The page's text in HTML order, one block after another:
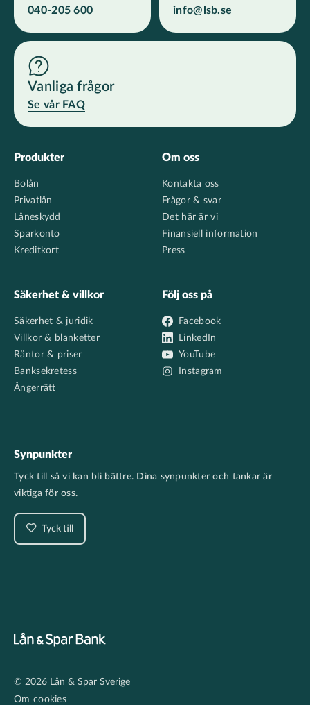
040-205 600 info@lsb.se
Vanliga frågor
Se vår FAQ
Footer
Produkter
Bolån
Privatlån
Låneskydd
Sparkonto
Kreditkort
Om oss
Kontakta oss
Frågor & svar
Det här är vi
Finansiell information
Press
Säkerhet & villkor
Säkerhet & juridik
Villkor & blanketter
Räntor & priser
Banksekretess
Ångerrätt
Följ oss på
Facebook
LinkedIn
YouTube
Instagram
Synpunkter
Tyck till så vi kan bli bättre. Dina synpunkter och tankar är
viktiga för oss.
Tyck till
secondary
© 2026 Lån & Spar Sverige
Om cookies